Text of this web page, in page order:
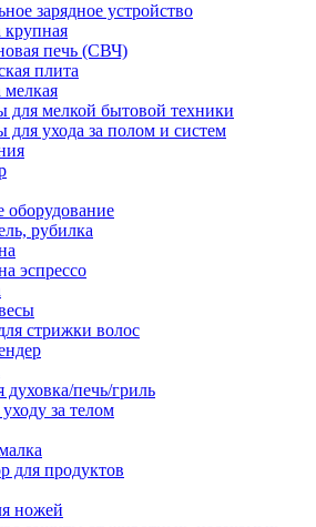
зарядное устройство
крупная
печь (СВЧ)
плита
мелкая
для мелкой бытовой техники
для ухода за полом и систем
оборудование
рубилка
эспрессо
стрижки волос
духовка/печь/гриль
за телом
для продуктов
ножей